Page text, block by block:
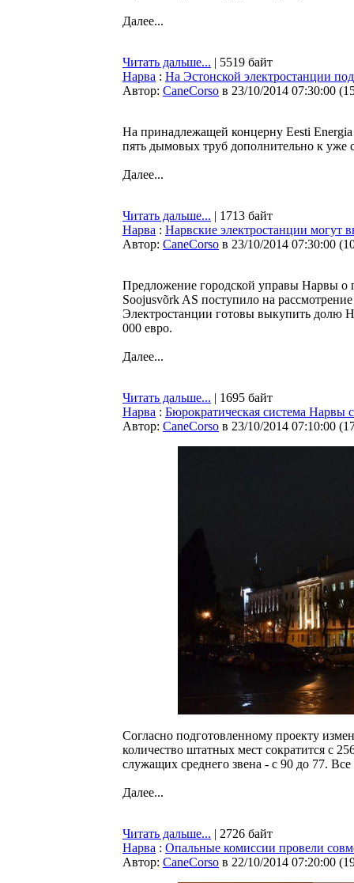
Далее...
Читать дальше... | 5519 байт
Нарва : На Эстонской электростанции
Автор: CaneCorso в 23/10/2014 07:30:00 (
На принадлежащей концерну Eesti Energia
пять дымовых труб дополнительно к
Далее...
Читать дальше... | 1713 байт
Нарва : Нарвские электростанции могут
Автор: CaneCorso в 23/10/2014 07:30:00 (
Предложение городской управы Нарвы о
Soojusvõrk AS поступило на
Электростанции готовы выкупить долю
000 евро.
Далее...
Читать дальше... | 1695 байт
Нарва : Бюрократическая система Нарвы
Автор: CaneCorso в 23/10/2014 07:10:00 (
Согласно подготовленному проекту
количество штатных мест сократится с
служащих среднего звена - с 90 до 77.
Далее...
Читать дальше... | 2726 байт
Нарва : Опальные комиссии провели
Автор: CaneCorso в 22/10/2014 07:20:00 (